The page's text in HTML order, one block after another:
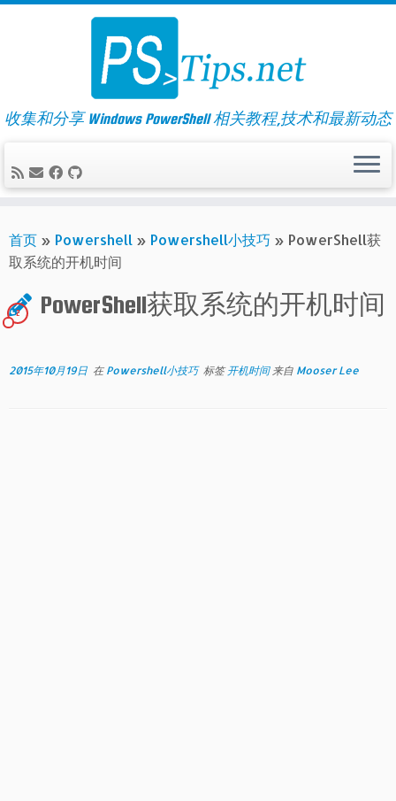
Skip
收集和分享 Windows PowerShell 相关教程,技术和最新动态
首页 » Powershell » Powershell小技巧 » PowerShell获
取系统的开机时间
PowerShell获取系统的开机时间
2
2015年10月19日 在 Powershell小技巧 标签开机时间 来自 Mooser Lee